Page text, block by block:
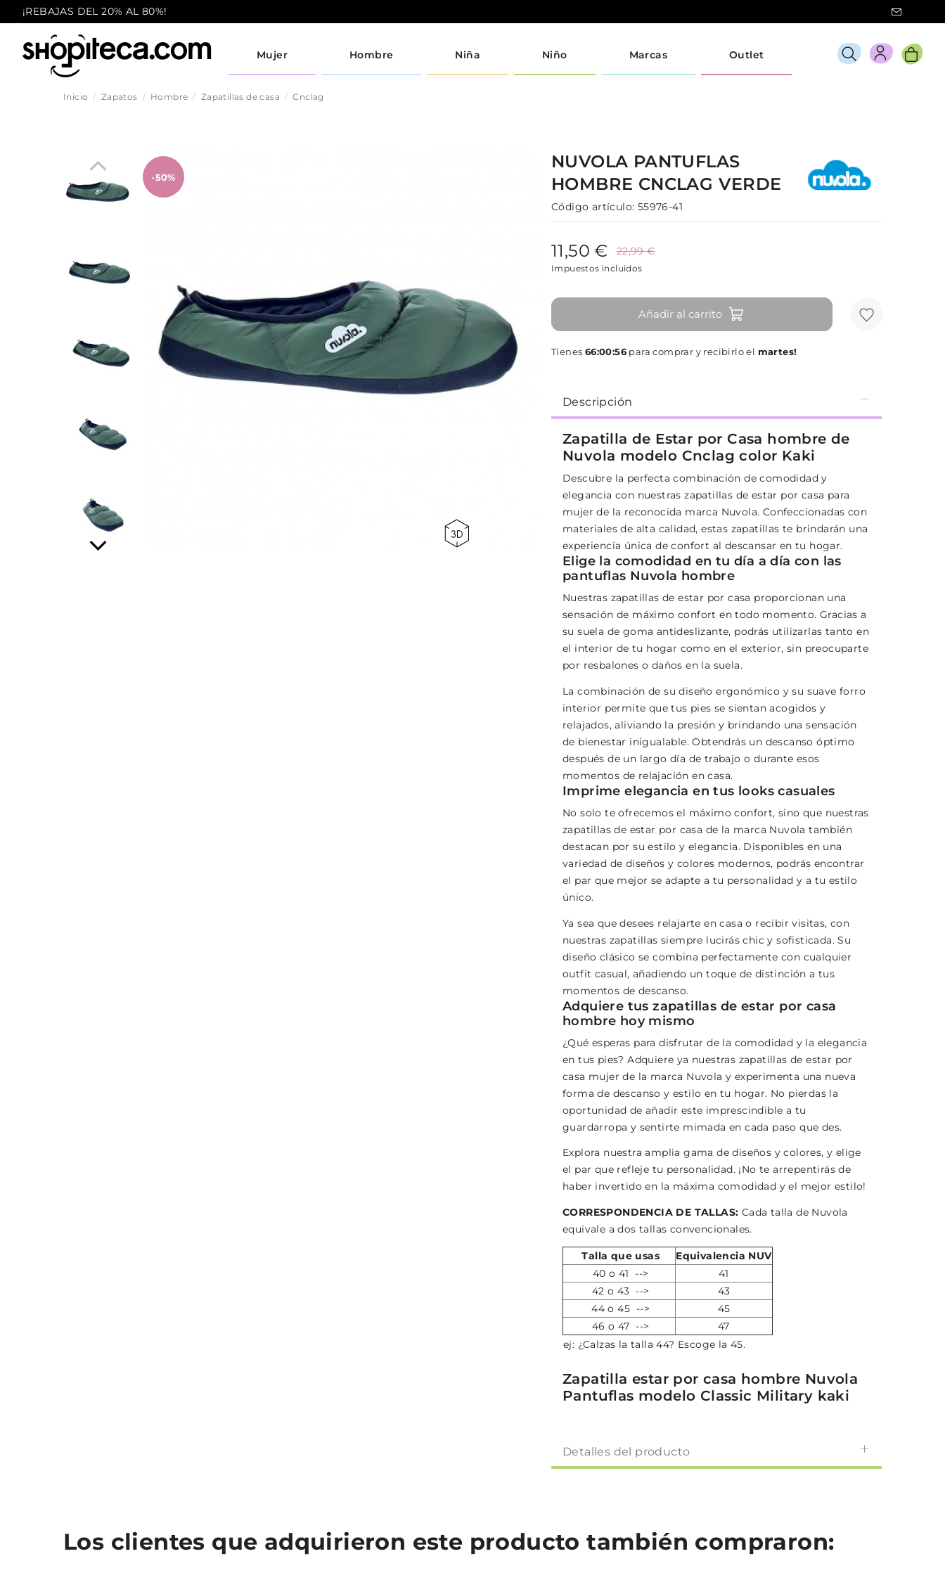
¡REBAJAS DEL 20% AL 80%!
Mujer Hombre Niña Niño Marcas Outlet
Inicio Zapatos Hombre Zapatillas de casa Cnclag
-50%
NUVOLA PANTUFLAS
HOMBRE CNCLAG VERDE
Código artículo: 55976-41
11,50 € 22,99 €
Impuestos incluidos
Añadir al carrito
Tienes 66:00:55 para comprar y recibirlo el martes!
Descripción
Zapatilla de Estar por Casa hombre de
Nuvola modelo Cnclag color Kaki
Descubre la perfecta combinación de comodidad y
elegancia con nuestras zapatillas de estar por casa para
mujer de la reconocida marca Nuvola. Confeccionadas con
materiales de alta calidad, estas zapatillas te brindarán una
experiencia única de confort al descansar en tu hogar.
Elige la comodidad en tu día a día con las
pantuflas Nuvola hombre
Nuestras zapatillas de estar por casa proporcionan una
sensación de máximo confort en todo momento. Gracias a
su suela de goma antideslizante, podrás utilizarlas tanto en
el interior de tu hogar como en el exterior, sin preocuparte
por resbalones o daños en la suela.
La combinación de su diseño ergonómico y su suave forro
interior permite que tus pies se sientan acogidos y
relajados, aliviando la presión y brindando una sensación
de bienestar inigualable. Obtendrás un descanso óptimo
después de un largo día de trabajo o durante esos
momentos de relajación en casa.
Imprime elegancia en tus looks casuales
No solo te ofrecemos el máximo confort, sino que nuestras
zapatillas de estar por casa de la marca Nuvola también
destacan por su estilo y elegancia. Disponibles en una
variedad de diseños y colores modernos, podrás encontrar
el par que mejor se adapte a tu personalidad y a tu estilo
único.
Ya sea que desees relajarte en casa o recibir visitas, con
nuestras zapatillas siempre lucirás chic y sofisticada. Su
diseño clásico se combina perfectamente con cualquier
outfit casual, añadiendo un toque de distinción a tus
momentos de descanso.
Adquiere tus zapatillas de estar por casa
hombre hoy mismo
¿Qué esperas para disfrutar de la comodidad y la elegancia
en tus pies? Adquiere ya nuestras zapatillas de estar por
casa mujer de la marca Nuvola y experimenta una nueva
forma de descanso y estilo en tu hogar. No pierdas la
oportunidad de añadir este imprescindible a tu
guardarropa y sentirte mimada en cada paso que des.
Explora nuestra amplia gama de diseños y colores, y elige
el par que refleje tu personalidad. ¡No te arrepentirás de
haber invertido en la máxima comodidad y el mejor estilo!
CORRESPONDENCIA DE TALLAS: Cada talla de Nuvola
equivale a dos tallas convencionales.
Talla que usas
Equivalencia NUV
40 o 41 -->
41
42 o 43 -->
43
44 o 45 -->
45
46 o 47 -->
47
ej: ¿Calzas la talla 44? Escoge la 45.
Zapatilla estar por casa hombre Nuvola
Pantuflas modelo Classic Military kaki
Detalles del producto
Los clientes que adquirieron este producto también compraron: